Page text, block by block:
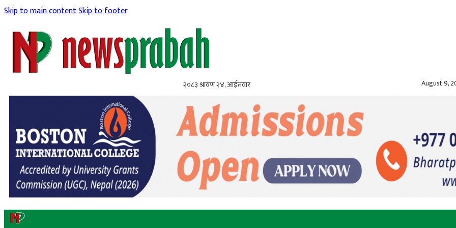
Skip to main contentSkip to footer
२०८३ श्रावण २४, आईतवार August 9,